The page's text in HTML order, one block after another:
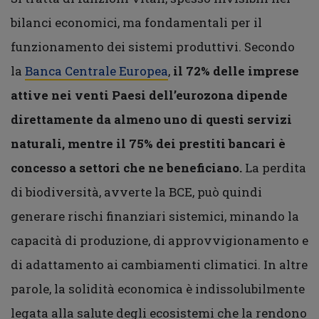
bilanci economici, ma fondamentali per il
funzionamento dei sistemi produttivi. Secondo
la Banca Centrale Europea, il 72% delle imprese
attive nei venti Paesi dell’eurozona dipende
direttamente da almeno uno di questi servizi
naturali, mentre il 75% dei prestiti bancari è
concesso a settori che ne beneficiano. La perdita
di biodiversità, avverte la BCE, può quindi
generare rischi finanziari sistemici, minando la
capacità di produzione, di approvvigionamento e
di adattamento ai cambiamenti climatici. In altre
parole, la solidità economica è indissolubilmente
legata alla salute degli ecosistemi che la rendono